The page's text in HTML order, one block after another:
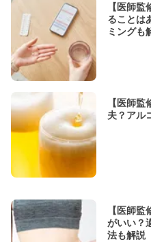
【医師
ることは
ミングも
【医師
夫？アル
【医師
がいい？
法も解説